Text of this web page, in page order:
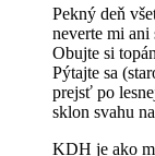
Pekný deň
neverte mi ani
Obujte si
Pýtajte sa
prejsť po
sklon svahu
KDH je ako